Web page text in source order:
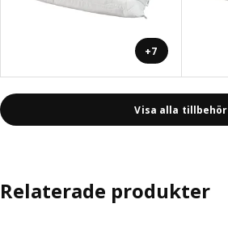
+7
Visa alla tillbehör
Relaterade produkter